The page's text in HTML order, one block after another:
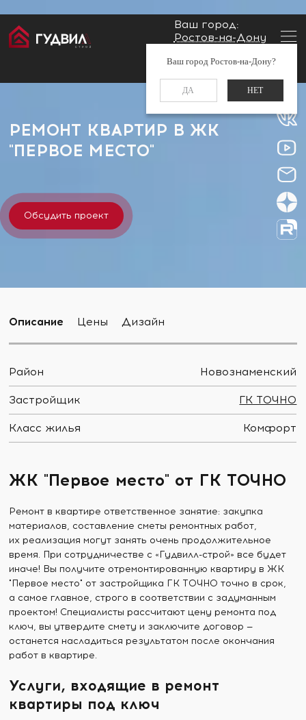
Ваш город:
Ростов-на-Дону
Ваш город Ростов-на-Дону?
ДА НЕТ
Заказать звонок
Главная Застройщики
РЕМОНТ КВАРТИР В ЖК
"ПЕРВОЕ МЕСТО"
Обсудить проект
Описание Цены Дизайн
Район Новознаменский
Застройщик ГК ТОЧНО
Класс жилья Комфорт
ЖК "Первое место" от ГК ТОЧНО
Ремонт в квартире ответственное занятие: закупка
материалов, составление сметы ремонтных работ,
их реализация могут занять очень продолжительное
время. При сотрудничестве с «Гудвилл-строй» все будет
иначе! Вы получите отремонтированную квартиру в ЖК
"Первое место" от застройщика ГК ТОЧНО точно в срок,
а самое главное, строго в соответствии с задуманным
проектом! Специалисты рассчитают цену ремонта под
ключ, вы утвердите смету и заключите договор —
останется насладиться результатом после окончания
работ в квартире.
Услуги, входящие в ремонт
квартиры под ключ